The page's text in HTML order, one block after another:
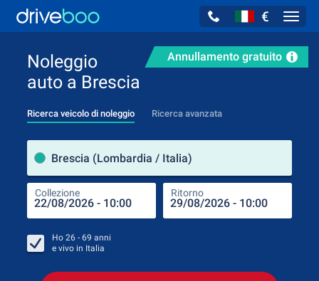
€
Annullamento gratuito
Noleggio
auto a Brescia
Ricerca veicolo di noleggio Ricerca avanzata
Brescia (Lombardia / Italia)
Collezione Ritorno
Ho 26 - 69 anni
e vivo in Italia